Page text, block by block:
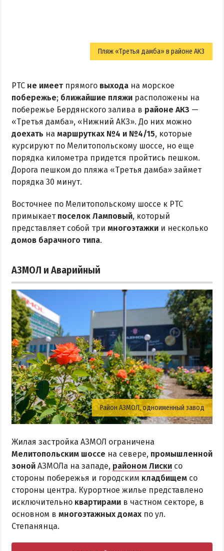
Пляж «Третья дамба» в районе АКЗ
РТС не имеет прямого выхода на морское
побережье; ближайшие пляжи расположены на
побережье Бердянского залива в районе АКЗ —
«Третья дамба», «Нижний АКЗ». До них можно
доехать на маршрутках №4 и №4/15, которые
курсируют по Мелитопольскому шоссе, но еще
порядка километра придется пройтись пешком.
Дорога пешком до пляжа «Третья дамба» займет
порядка 30 минут.
Восточнее по Мелитопольскому шоссе к РТС
примыкает поселок Ламповый, который
представляет собой три многоэтажки и несколько
домов барачного типа.
АЗМОЛ и Аварийный
Район АЗМОЛ, одноименный завод
Жилая застройка АЗМОЛ ограничена
Мелитопольским шоссе на севере, промышленной
зоной АЗМОЛа на западе, районом Лиски со
стороны побережья и городским кладбищем со
стороны центра. Курортное жилье представлено
исключительно квартирами в частном секторе, в
основном в многоэтажных домах по ул.
Степанянца.